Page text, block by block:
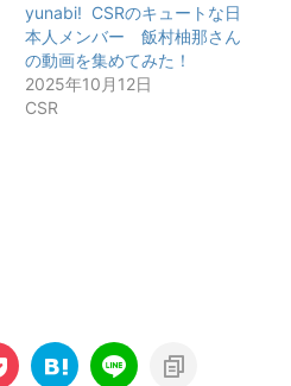
yunabi! CSRのキュートな日
本人メンバー 飯村柚那さん
の動画を集めてみた！
2025年10月12日
CSR